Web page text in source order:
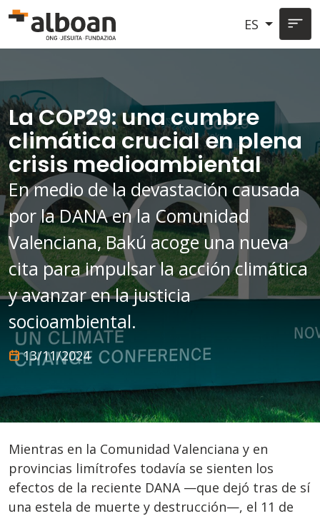
Pasar al contenido principal
ES
La COP29: una cumbre
climática crucial en plena
crisis medioambiental
En medio de la devastación causada
por la DANA en la Comunidad
Valenciana, Bakú acoge una nueva
cita para impulsar la acción climática
y avanzar en la justicia
socioambiental.
13/11/2024
Mientras en la Comunidad Valenciana y en
provincias limítrofes todavía se sienten los
efectos de la reciente DANA —que dejó tras de sí
una estela de muerte y destrucción—, el 11 de